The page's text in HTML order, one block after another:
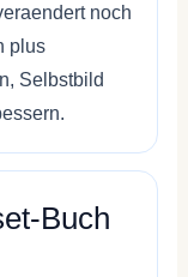
noch
plus
Selbstbild
Buch